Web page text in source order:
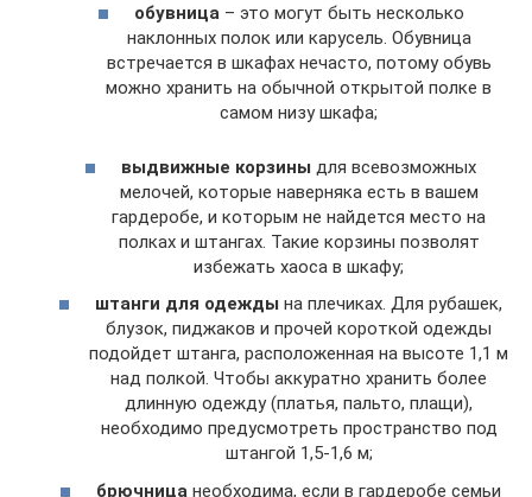
обувница – это могут быть несколько
наклонных полок или карусель. Обувница
встречается в шкафах нечасто, потому обувь
можно хранить на обычной открытой полке в
самом низу шкафа;
выдвижные корзины для всевозможных
мелочей, которые наверняка есть в вашем
гардеробе, и которым не найдется место на
полках и штангах. Такие корзины позволят
избежать хаоса в шкафу;
штанги для одежды на плечиках. Для рубашек,
блузок, пиджаков и прочей короткой одежды
подойдет штанга, расположенная на высоте 1,1 м
над полкой. Чтобы аккуратно хранить более
длинную одежду (платья, пальто, плащи),
необходимо предусмотреть пространство под
штангой 1,5-1,6 м;
брючница необходима, если в гардеробе семьи